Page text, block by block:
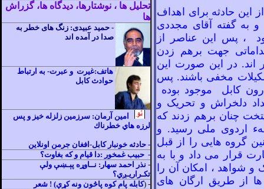
اين حادثه برای اهداف
و به گفته آقای مجددی
، پس اين عناصر از
جهت برهم زدن
اند. در اين صورت اين
مخفی باشند. پس
کابل موجود بوده
دلخراش و تحريک و
چنان برهم زدند که
اردوی ملی رسيد. و
گروه هايی را از قبل
قرار می داد و با به
شواهد ، امکان آن را
از طريق ارگان های
تحليل ها ، نوشتارها، ديدگاه ها، گزراش
ها
- حميد عبيدی: زنگ های خطر به
صدا در آمده اند
هاتف:غیرت و عبرت- به ارتباط
حوادث کابل
امين آرمان: سرزمين زلزله خيز و پس
لرزه هاي خطرناك
- حادثه خونبار کابل-افغان جرمن اونلاين
- حبيب غمخور :دا قيام و که بغاوت؟
- نذر احمد سهار: نــاوړه پېـښې ولې
تكـراريـږي؟
- (کابله پام کوه پاڅون ونه کړې) ! شعر